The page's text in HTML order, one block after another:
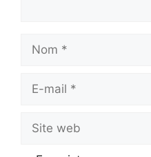
Nom
Site
web